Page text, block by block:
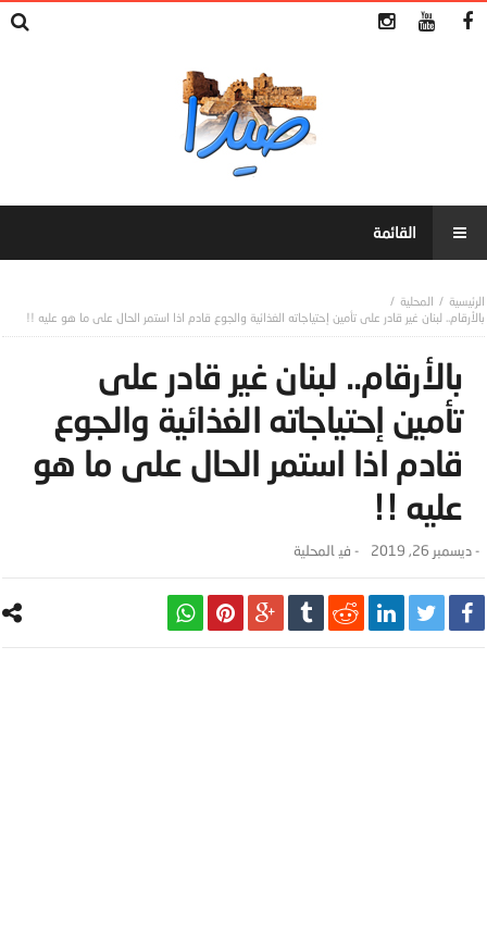
المحلية
بالأرقام.. لبنان غير قادر على تأمين إحتياجاته الغذائية والجوع قادم اذا استمر الحال على ما هو عليه !!
بالأرقام.. لبنان غير قادر على
تأمين إحتياجاته الغذائية والجوع
قادم اذا استمر الحال على ما هو
عليه !!
-ديسمبر 26, 2019 - ‎في المحلية